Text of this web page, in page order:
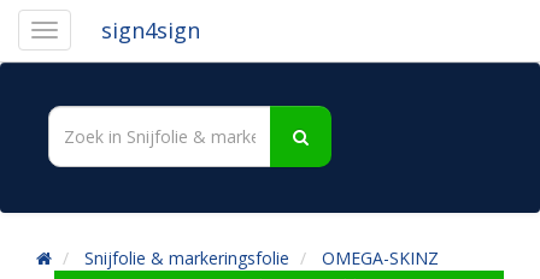
sign4sign
Snijfolie & markeringsfolie
OMEGA-SKINZ